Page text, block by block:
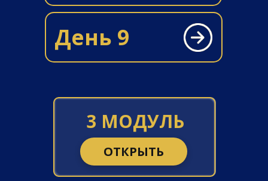
День 9
3 МОДУЛЬ
ОТКРЫТЬ